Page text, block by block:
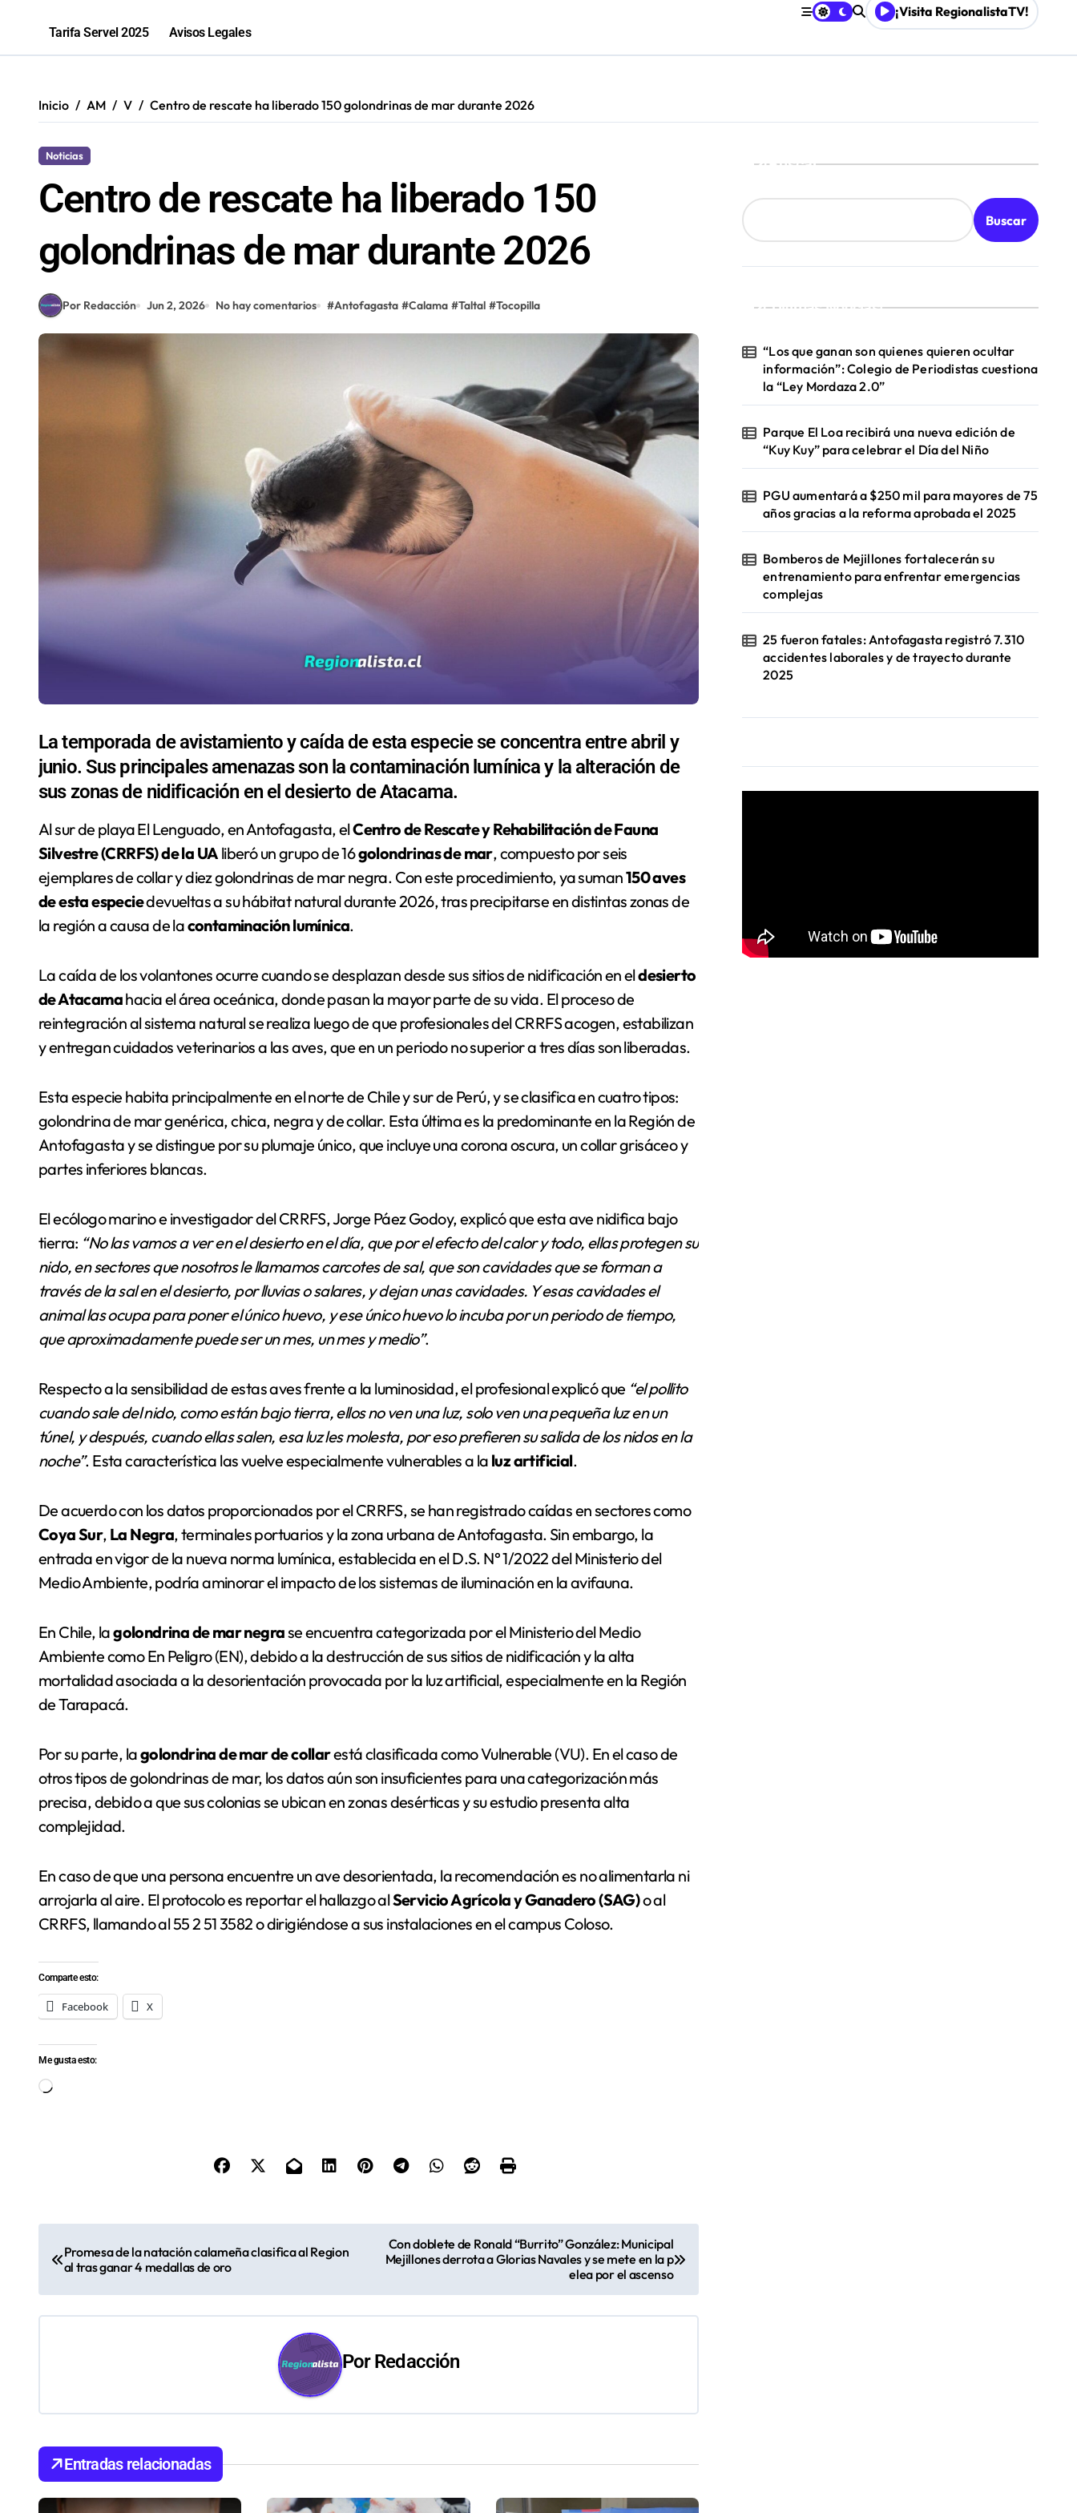
Tarifa Servel 2025 Avisos Legales
¡Visita RegionalistaTV!
Inicio AM V Centro de rescate ha liberado 150 golondrinas de mar durante 2026
Noticias
Centro de rescate ha liberado 150
golondrinas de mar durante 2026
Por Redacción Jun 2, 2026 No hay comentarios #Antofagasta #Calama #Taltal #Tocopilla
La temporada de avistamiento y caída de esta especie se concentra entre abril y
junio. Sus principales amenazas son la contaminación lumínica y la alteración de
sus zonas de nidificación en el desierto de Atacama.
Al sur de playa El Lenguado, en Antofagasta, elCentro de Rescate y Rehabilitación de Fauna
Silvestre (CRRFS) de la UA liberó un grupo de 16golondrinas de mar, compuesto por seis
ejemplares de collar y diez golondrinas de mar negra. Con este procedimiento, ya suman150 aves
de esta especiedevueltas a su hábitat natural durante 2026, tras precipitarse en distintas zonas de
la región a causa de lacontaminación lumínica.
La caída de los volantones ocurre cuando se desplazan desde sus sitios de nidificación en eldesierto
de Atacamahacia el área oceánica, donde pasan la mayor parte de su vida. El proceso de
reintegración al sistema natural se realiza luego de que profesionales del CRRFS acogen, estabilizan
y entregan cuidados veterinarios a las aves, que en un periodo no superior a tres días son liberadas.
Esta especie habita principalmente en el norte de Chile y sur de Perú, y se clasifica en cuatro tipos:
golondrina de mar genérica, chica, negra y de collar. Esta última es la predominante en la Región de
Antofagasta y se distingue por su plumaje único, que incluye una corona oscura, un collar grisáceo y
partes inferiores blancas.
El ecólogo marino e investigador del CRRFS, Jorge Páez Godoy, explicó que esta ave nidifica bajo
tierra: “No las vamos a ver en el desierto en el día, que por el efecto del calor y todo, ellas protegen su
nido, en sectores que nosotros le llamamos carcotes de sal, que son cavidades que se forman a
través de la sal en el desierto, por lluvias o salares, y dejan unas cavidades. Y esas cavidades el
animal las ocupa para poner el único huevo, y ese único huevo lo incuba por un periodo de tiempo,
que aproximadamente puede ser un mes, un mes y medio”.
Respecto a la sensibilidad de estas aves frente a la luminosidad, el profesional explicó que “el pollito
cuando sale del nido, como están bajo tierra, ellos no ven una luz, solo ven una pequeña luz en un
túnel, y después, cuando ellas salen, esa luz les molesta, por eso prefieren su salida de los nidos en la
noche”. Esta característica las vuelve especialmente vulnerables a la luz artificial.
De acuerdo con los datos proporcionados por el CRRFS, se han registrado caídas en sectores como
Coya Sur, La Negra, terminales portuarios y la zona urbana de Antofagasta. Sin embargo, la
entrada en vigor de la nueva norma lumínica, establecida en el D.S. N° 1/2022 del Ministerio del
Medio Ambiente, podría aminorar el impacto de los sistemas de iluminación en la avifauna.
En Chile, lagolondrina de mar negrase encuentra categorizada por el Ministerio del Medio
Ambiente como En Peligro (EN), debido a la destrucción de sus sitios de nidificación y la alta
mortalidad asociada a la desorientación provocada por la luz artificial, especialmente en la Región
de Tarapacá.
Por su parte, lagolondrina de mar de collarestá clasificada como Vulnerable (VU). En el caso de
otros tipos de golondrinas de mar, los datos aún son insuficientes para una categorización más
precisa, debido a que sus colonias se ubican en zonas desérticas y su estudio presenta alta
complejidad.
En caso de que una persona encuentre un ave desorientada, la recomendación es no alimentarla ni
arrojarla al aire. El protocolo es reportar el hallazgo alServicio Agrícola y Ganadero (SAG)o al
CRRFS, llamando al 55 2 51 3582 o dirigiéndose a sus instalaciones en el campus Coloso.
Comparte esto:
Facebook X
Me gusta esto:
Cargando...
v
i
ó
Promesa de la natación calameña clasifica al Region
al tras ganar 4 medallas de oro
Con doblete de Ronald “Burrito” González: Municipal
Mejillones derrota a Glorias Navales y se mete en la p
elea por el ascenso
PorRedacción
Entradas relacionadas
Buscar
Buscar
¡Ultimas Noticias!
“Los que ganan son quienes quieren ocultar
información”: Colegio de Periodistas cuestiona
la “Ley Mordaza 2.0”
Parque El Loa recibirá una nueva edición de
“Kuy Kuy” para celebrar el Día del Niño
PGU aumentará a $250 mil para mayores de 75
años gracias a la reforma aprobada el 2025
Bomberos de Mejillones fortalecerán su
entrenamiento para enfrentar emergencias
complejas
25 fueron fatales: Antofagasta registró 7.310
accidentes laborales y de trayecto durante
2025